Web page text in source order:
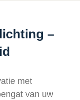
–
met
van uw